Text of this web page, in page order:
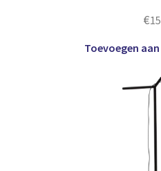
€
Toevoegen